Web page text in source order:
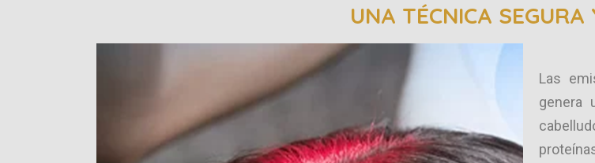
UNA TÉCNICA SEGURA
Las
genera